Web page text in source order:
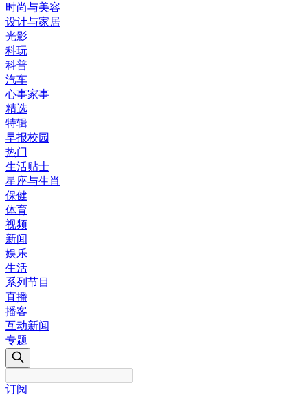
时尚与美容
设计与家居
光影
科玩
科普
汽车
心事家事
精选
特辑
早报校园
热门
生活贴士
星座与生肖
保健
体育
视频
新闻
娱乐
生活
系列节目
直播
播客
互动新闻
专题
订阅